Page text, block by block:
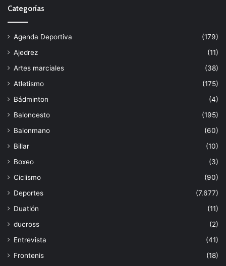
Categorías
Agenda Deportiva
(179)
Ajedrez
(11)
Artes marciales
(38)
Atletismo
(175)
Bádminton
(4)
Baloncesto
(195)
Balonmano
(60)
Billar
(10)
Boxeo
(3)
Ciclismo
(90)
Deportes
(7.677)
Duatlón
(11)
ducross
(2)
Entrevista
(41)
Frontenis
(18)